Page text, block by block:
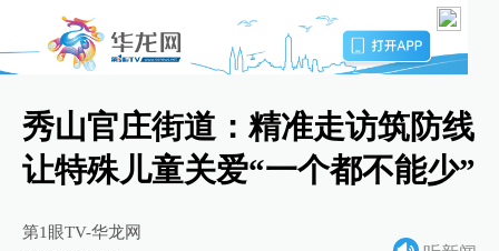
秀山官庄街道：精准走访筑防线
让特殊儿童关爱“一个都不能少”
第1眼TV-华龙网